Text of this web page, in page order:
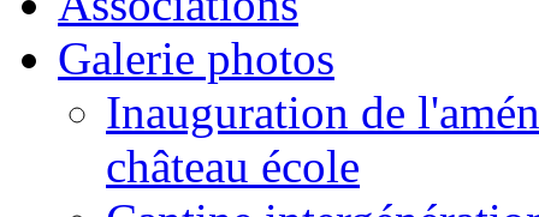
Galerie photos
Inauguration de
château école